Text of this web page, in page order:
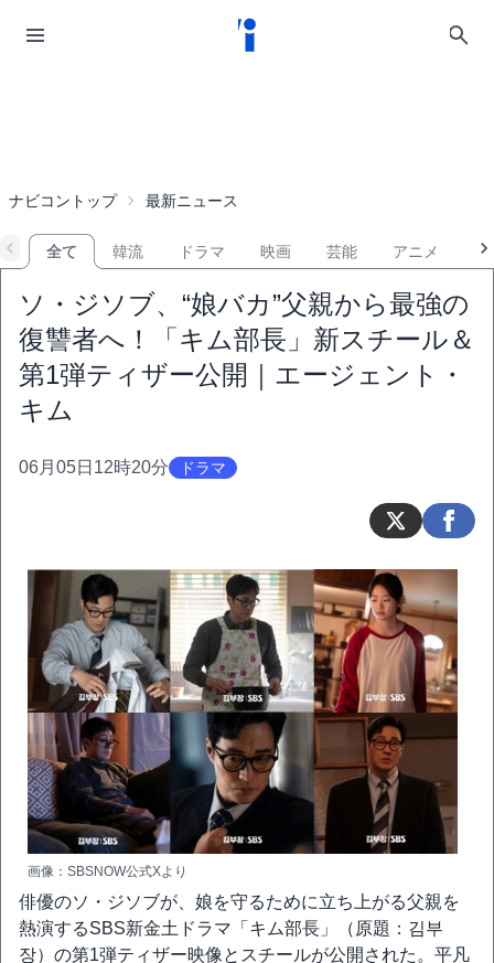
ナビコントップ 最新ニュース
全て 韓流 ドラマ 映画 芸能 アニメ
ソ・ジソブ、“娘バカ”父親から最強の
復讐者へ！「キム部長」新スチール＆
第1弾ティザー公開｜エージェント・
キム
06月05日12時20分 ドラマ
画像：SBSNOW公式Xより
俳優のソ・ジソブが、娘を守るために立ち上がる父親を
熱演するSBS新金土ドラマ「キム部長」（原題：김부
장）の第1弾ティザー映像とスチールが公開された。平凡